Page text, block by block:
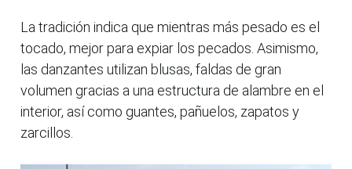
La tradición indica que mientras más pesado es el
tocado, mejor para expiar los pecados. Asimismo,
las danzantes utilizan blusas, faldas de gran
volumen gracias a una estructura de alambre en el
interior, así como guantes, pañuelos, zapatos y
zarcillos.